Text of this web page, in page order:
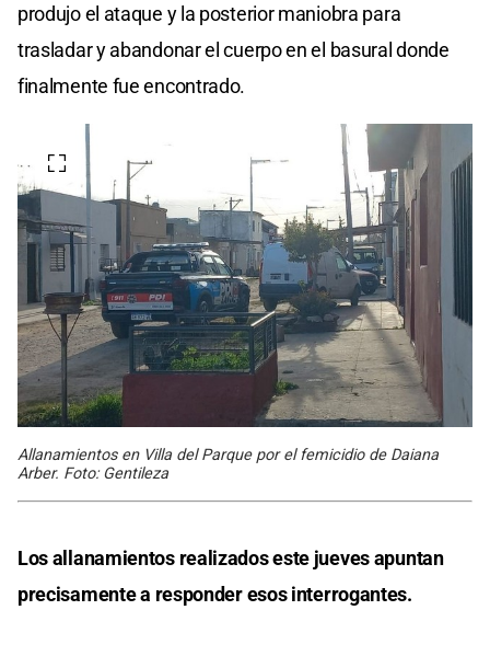
produjo el ataque y la posterior maniobra para
trasladar y abandonar el cuerpo en el basural donde
finalmente fue encontrado.
Allanamientos en Villa del Parque por el femicidio de Daiana
Arber. Foto: Gentileza
Los allanamientos realizados este jueves apuntan
precisamentea responder esos interrogantes.